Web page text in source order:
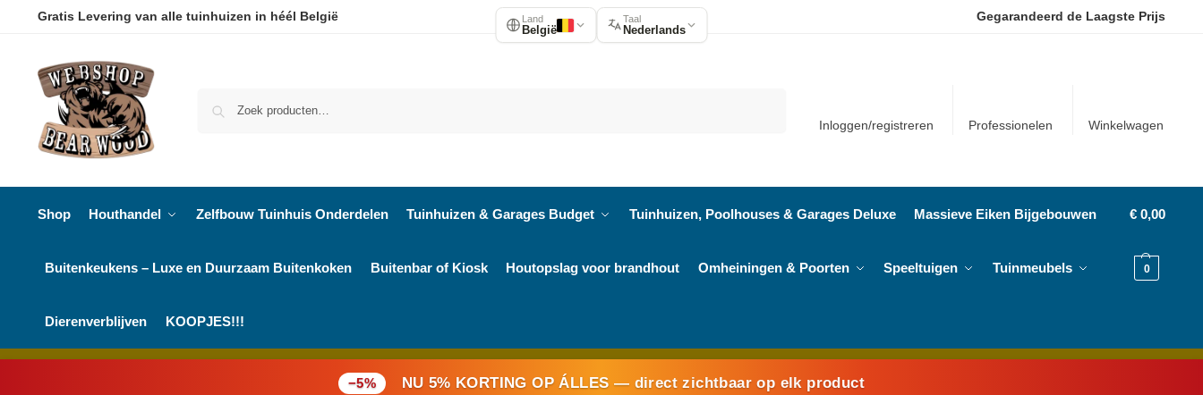
Gratis Levering van alle tuinhuizen in héél België Gegarandeerd de Laagste Prijs
Inloggen/registreren Professionelen Winkelwagen
Shop Houthandel Zelfbouw Tuinhuis Onderdelen Tuinhuizen & Garages Budget Tuinhuizen, Poolhouses & Garages Deluxe Massieve Eiken Bijgebouwen
Buitenkeukens – Luxe en Duurzaam Buitenkoken Buitenbar of Kiosk Houtopslag voor brandhout Omheiningen & Poorten Speeltuigen Tuinmeubels
Dierenverblijven KOOPJES!!!
€ 0,00
0
−5% NU 5% KORTING OP ÁLLES — direct zichtbaar op elk product
Land
België
Taal
Nederlands